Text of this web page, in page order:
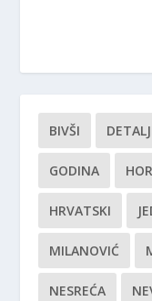
BIVŠI
GODINA
HRVATSKI
MILANOVIĆ
NESREĆA